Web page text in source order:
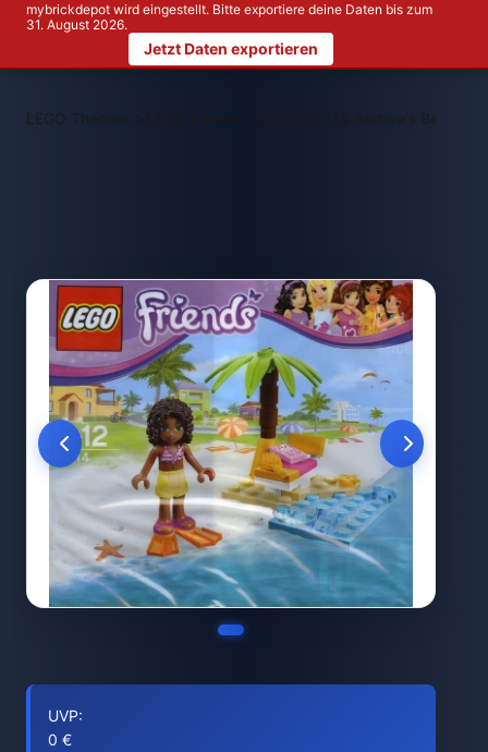
mybrickdepot wird eingestellt. Bitte exportiere deine Daten bis zum
31. August 2026.
Jetzt Daten exportieren
LEGO Themen > LEGO 30114 Andrea's Beach
UVP:
0 €